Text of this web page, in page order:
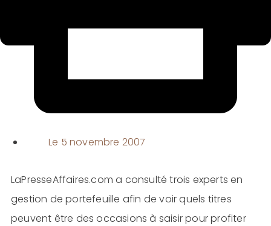
Le 5 novembre 2007
LaPresseAffaires.com a consulté trois experts en
gestion de portefeuille afin de voir quels titres
peuvent être des occasions à saisir pour profiter